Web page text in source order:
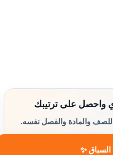
واحصل على ترتيبك
للصف والمادة والفصل نفسه.
السباق ✨